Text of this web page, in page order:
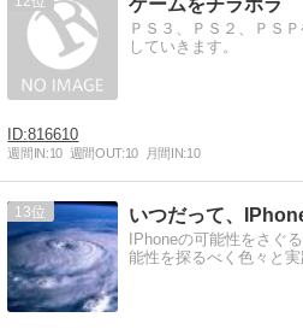
ゲームをチラホラ
ＰＳ３、ＰＳ２、ＰＳ
していきます。
816610
週間IN:10 週間OUT:10 月間IN:10
13 いつだって、
IPhoneの可能性をさぐ
能性を探るべく色々と実